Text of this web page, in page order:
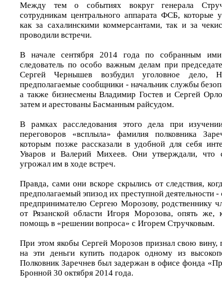
Между тем о событиях вокруг генерала
сотрудникам центрального аппарата ФСБ, которые
как за сахалинскими коммерсантами, так и за
проводили встречи.
В начале сентября 2014 года по собранным
следователь по особо важным делам при
Сергей Чернышев возбудил уголовное дело,
предполагаемые сообщники - начальник службы
а также бизнесмены Владимир Гостев и Сергей
затем и арестованы Басманным райсудом.
В рамках расследования этого дела при
переговоров «всплыла» фамилия полковника
которым позже рассказали в удобной для себя
Уваров и Валерий Михеев. Они утверждали, что
угрожал им в ходе встреч.
Правда, сами они вскоре скрылись от следствия,
предполагаемый эпизод их преступной деятельности
предпринимателю Сергею Морозову, родственнику
от Рязанской области Игоря Морозова, опять же,
помощь в «решении вопроса» с Игорем Стручковым.
При этом якобы Сергей Морозов признал свою вину,
на эти деньги купить подарок одному из
Полковник Заречнев был задержан в офисе фонда
Бронной 30 октября 2014 года.